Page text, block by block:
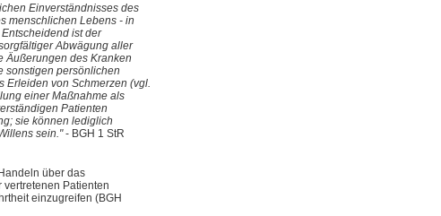
Einverständnisses des
menschlichen Lebens - in
ist der
Abwägung aller
Äußerungen des Kranken
sonstigen persönlichen
Erleiden von Schmerzen (vgl.
einer Maßnahme als
Patienten
sie können lediglich
sein."- BGH 1 StR
über das
Patienten
einzugreifen (BGH